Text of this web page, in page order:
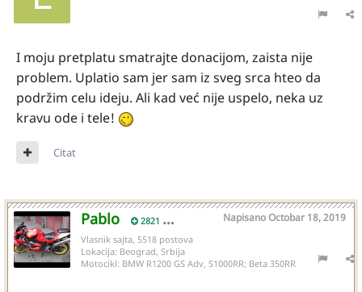
I moju pretplatu smatrajte donacijom, zaista nije
problem. Uplatio sam jer sam iz sveg srca hteo da
podržim celu ideju. Ali kad već nije uspelo, neka uz
kravu ode i tele!
Citat
Pablo 2821 NapisanoOctobar 18, 2019
Vlasnik sajta, 5518 postova
Lokacija: Beograd, Srbija
Motocikl: BMW R1200 GS Adv, S1000RR; Beta 350RR